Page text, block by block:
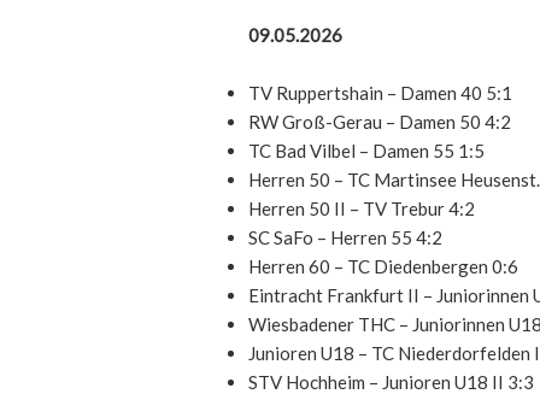
09.05.2026
TV Ruppertshain – Damen 40 5:1
RW Groß-Gerau – Damen 50 4:2
TC Bad Vilbel – Damen 55 1:5
Herren 50 – TC Martinsee
Herren 50 II – TV Trebur 4:2
SC SaFo – Herren 55 4:2
Herren 60 – TC Diedenbergen 0:6
Eintracht Frankfurt II – Juniorinnen
Wiesbadener THC – Juniorinnen
Junioren U18 – TC Niederdorfelden
STV Hochheim – Junioren U18 II 3:3